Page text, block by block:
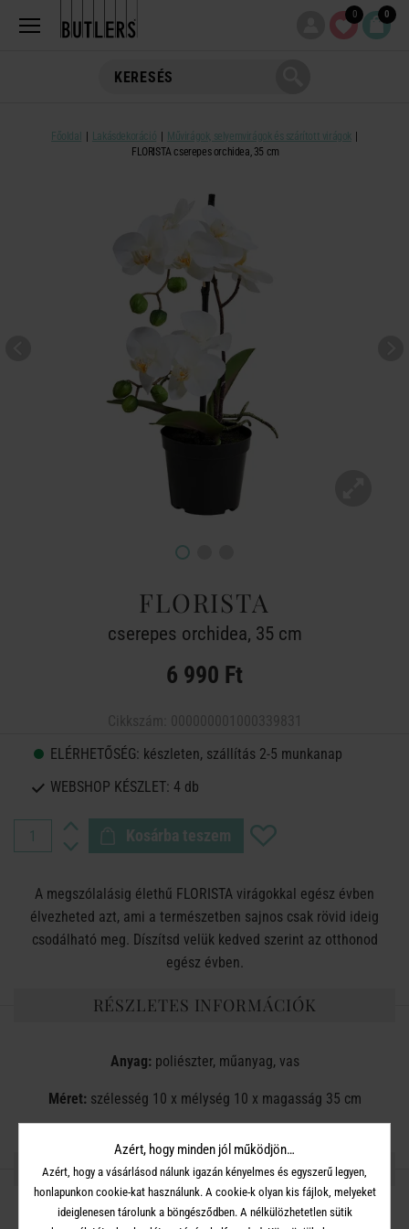
0 0
Főoldal Lakásdekoráció
Művirágok, selyemvirágok és szárított virágok
FLORISTA cserepes orchidea, 35 cm
FLORISTA
cserepes orchidea, 35 cm
6 990 Ft
ELÉRHETŐSÉG: készleten, szállítás 2-5 munkanap
WEBSHOP KÉSZLET: 4 db
Kosárba teszem
A megszólalásig élethű FLORISTA virágokkal egész évben
élvezheted azt, ami a természetben sajnos csak rövid ideig
csodálható meg. Díszítsd velük kedved szerint az otthonod
egész évben.
RÉSZLETES INFORMÁCIÓK
Anyag:poliészter, műanyag, vas
Méret:szélesség 10 x mélység 10 x magasság 35 cm
OSZD MEG MÁSOKKAL!
Azért, hogy minden jól működjön…
Azért, hogy a vásárlásod nálunk igazán kényelmes és egyszerű legyen,
honlapunkon cookie-kat használunk. A cookie-k olyan kis fájlok, melyeket
ideiglenesen tárolunk a böngésződben. A nélkülözhetetlen sütik